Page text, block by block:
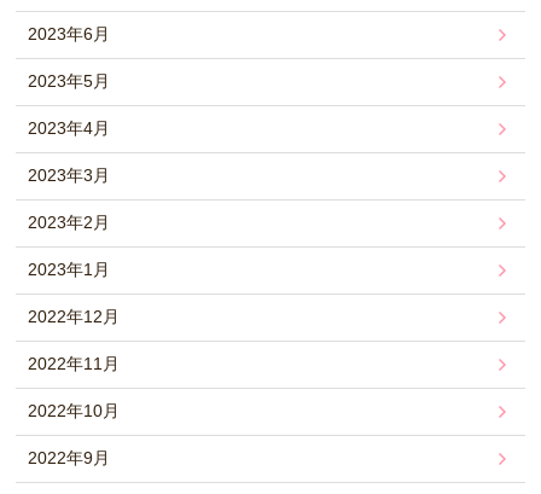
2023年6月
2023年5月
2023年4月
2023年3月
2023年2月
2023年1月
2022年12月
2022年11月
2022年10月
2022年9月